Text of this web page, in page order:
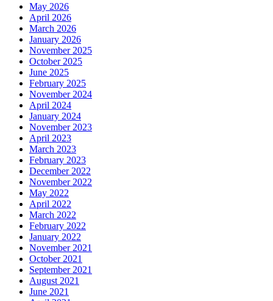
May 2026
April 2026
March 2026
January 2026
November 2025
October 2025
June 2025
February 2025
November 2024
April 2024
January 2024
November 2023
April 2023
March 2023
February 2023
December 2022
November 2022
May 2022
April 2022
March 2022
February 2022
January 2022
November 2021
October 2021
September 2021
August 2021
June 2021